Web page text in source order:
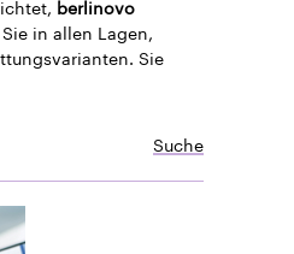
berlinovo
in allen Lagen,
Sie
Suche